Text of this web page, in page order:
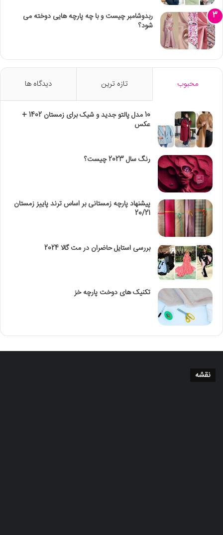
ربدوشامبر چیست و با چه پارچه هایی دوخته می
شود؟
محبوب تازه ترین دیدگاه ها
10 مدل پالتو جدید و شیک برای زمستان 1402 +
عکس
رنگ سال 2023 چیست؟
پیشنهاد پارچه زمستانی بر اساس ترند پاییز زمستان
20/21
بررسی استایل حاضران در مت گالا 2024
تکنیک‌ های دوخت پارچه خز
نقشه